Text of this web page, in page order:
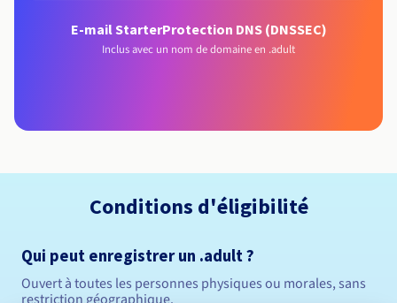
E-mail StarterProtection DNS (DNSSEC)
Inclus avec un nom de domaine en .adult
Conditions d'éligibilité
Qui peut enregistrer un .adult ?
Ouvert à toutes les personnes physiques ou morales, sans